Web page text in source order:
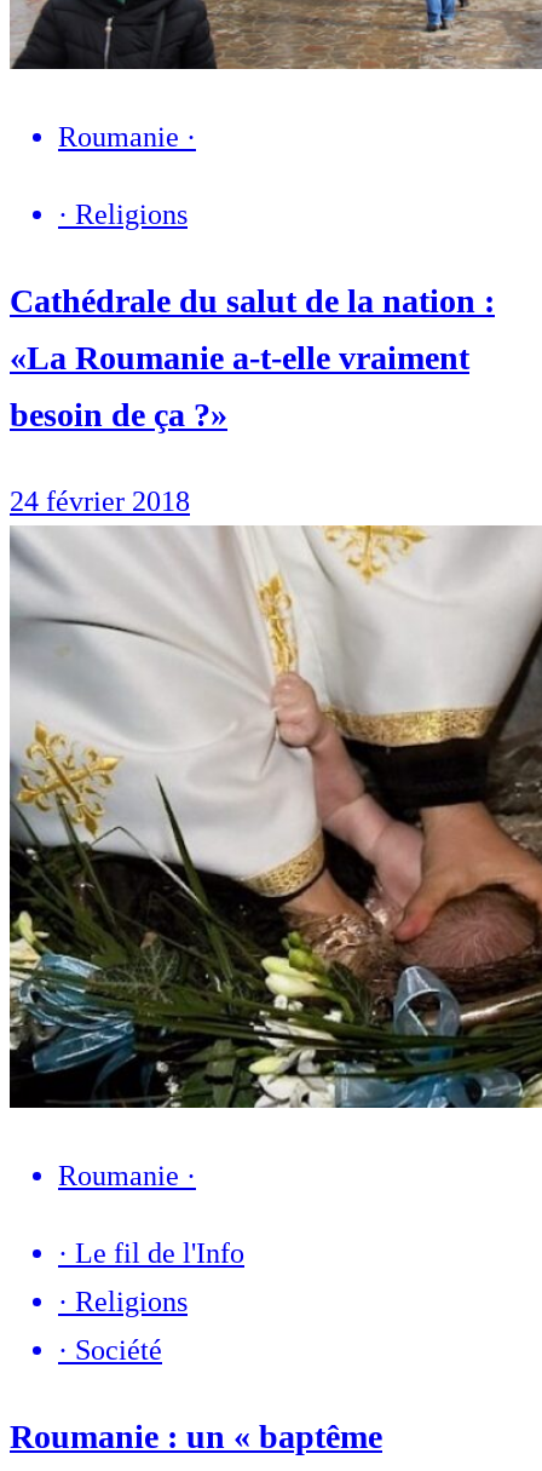
Roumanie ·
· Religions
Cathédrale du salut de la nation :
«La Roumanie a-t-elle vraiment
besoin de ça ?»
24 février 2018
Roumanie ·
· Le fil de l'Info
· Religions
· Société
Roumanie : un « baptême